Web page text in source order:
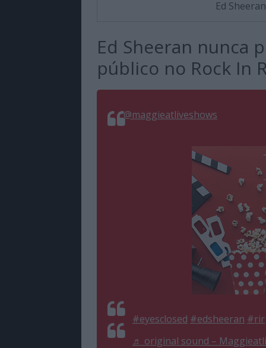
Ed
Ed Sheeran nunca
público no Rock In
@maggieatliveshows
#eyesclosed #edsheeran #rir
♬ original sound –